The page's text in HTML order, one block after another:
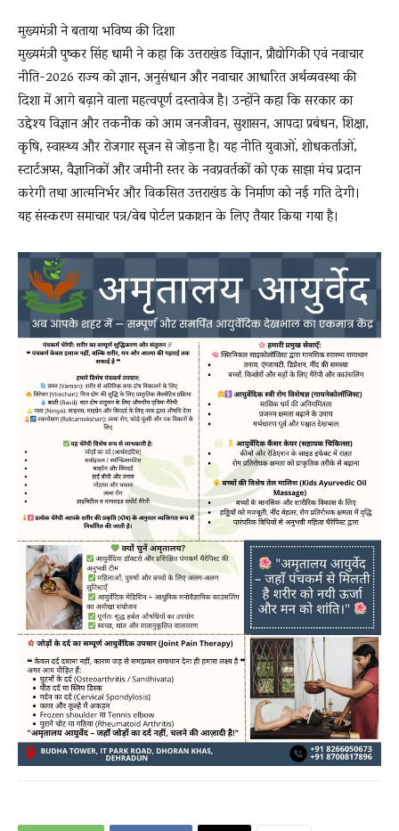
मुख्यमंत्री ने बताया भविष्य की दिशा
मुख्यमंत्री पुष्कर सिंह धामी ने कहा कि उत्तराखंड विज्ञान, प्रौद्योगिकी एवं नवाचार
नीति-2026 राज्य को ज्ञान, अनुसंधान और नवाचार आधारित अर्थव्यवस्था की
दिशा में आगे बढ़ाने वाला महत्वपूर्ण दस्तावेज है। उन्होंने कहा कि सरकार का
उद्देश्य विज्ञान और तकनीक को आम जनजीवन, सुशासन, आपदा प्रबंधन, शिक्षा,
कृषि, स्वास्थ्य और रोजगार सृजन से जोड़ना है। यह नीति युवाओं, शोधकर्ताओं,
स्टार्टअप्स, वैज्ञानिकों और जमीनी स्तर के नवप्रवर्तकों को एक साझा मंच प्रदान
करेगी तथा आत्मनिर्भर और विकसित उत्तराखंड के निर्माण को नई गति देगी।
यह संस्करण समाचार पत्र/वेब पोर्टल प्रकाशन के लिए तैयार किया गया है।